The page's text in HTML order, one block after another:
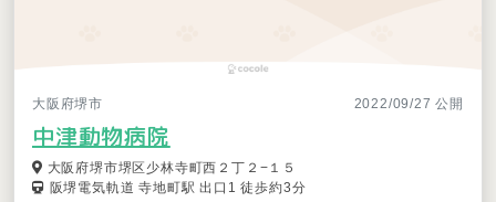
大阪府堺市 2022/09/27 公開
中津動物病院
大阪府堺市堺区少林寺町西２丁２−１５
阪堺電気軌道 寺地町駅 出口1 徒歩約3分